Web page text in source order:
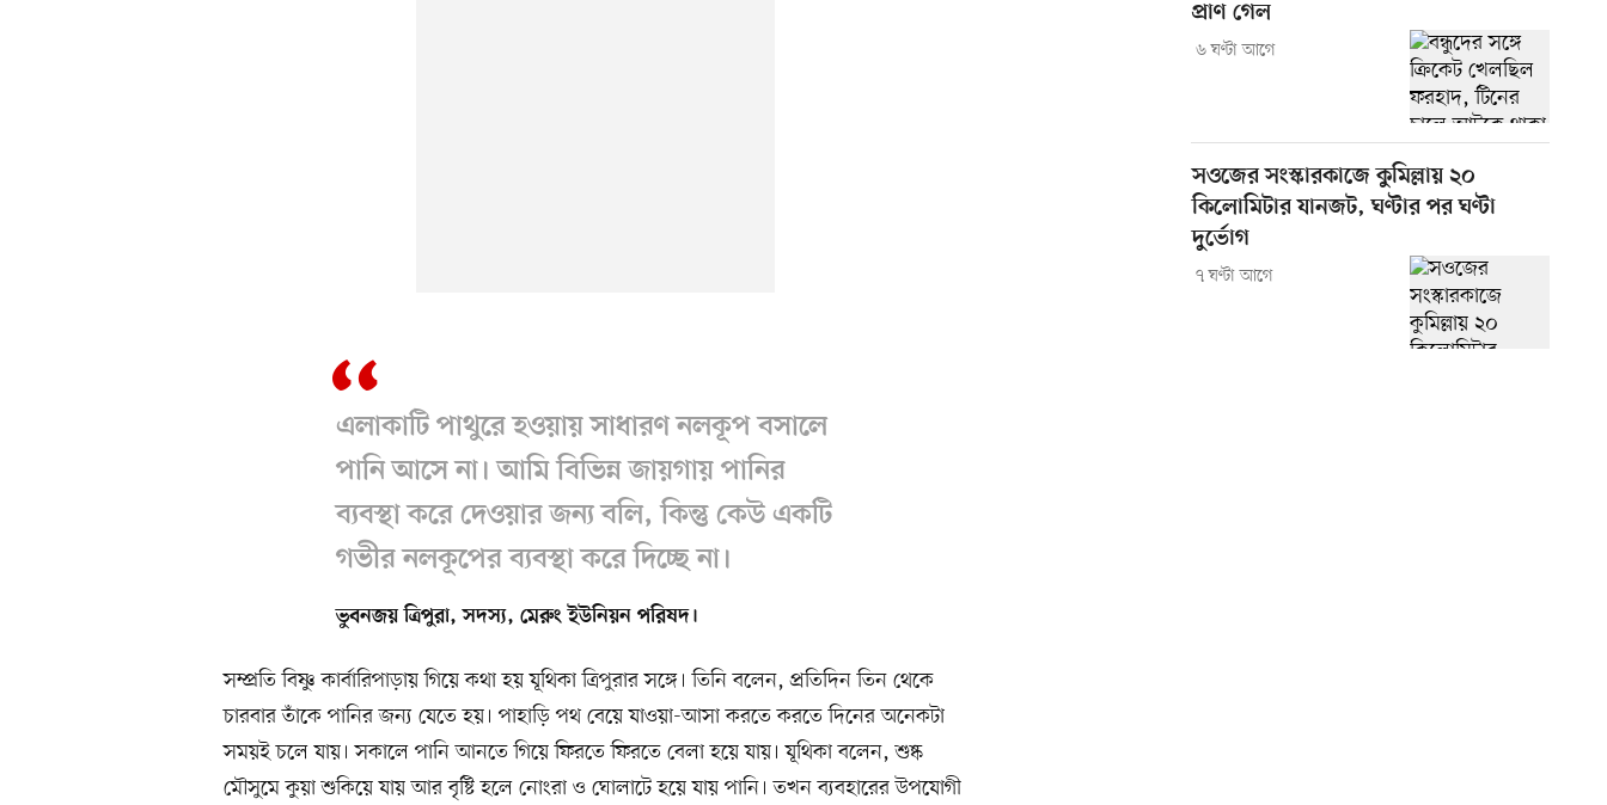
এলাকাটি পাথুরে হওয়ায় সাধারণ নলকূপ বসালে
পানি আসে না। আমি বিভিন্ন জায়গায় পানির
ব্যবস্থা করে দেওয়ার জন্য বলি, কিন্তু কেউ একটি
গভীর নলকূপের ব্যবস্থা করে দিচ্ছে না।
ভুবনজয় ত্রিপুরা, সদস্য, মেরুং ইউনিয়ন পরিষদ।
সম্প্রতি বিষ্ণু কার্বারিপাড়ায় গিয়ে কথা হয় যূথিকা ত্রিপুরার সঙ্গে। তিনি বলেন, প্রতিদিন তিন থেকে
চারবার তাঁকে পানির জন্য যেতে হয়। পাহাড়ি পথ বেয়ে যাওয়া-আসা করতে করতে দিনের অনেকটা
সময়ই চলে যায়। সকালে পানি আনতে গিয়ে ফিরতে ফিরতে বেলা হয়ে যায়। যূথিকা বলেন, শুষ্ক
মৌসুমে কুয়া শুকিয়ে যায় আর বৃষ্টি হলে নোংরা ও ঘোলাটে হয়ে যায় পানি। তখন ব্যবহারের উপযোগী
প্রাণ গেল
৬ ঘণ্টা আগে
সওজের সংস্কারকাজে কুমিল্লায় ২০
কিলোমিটার যানজট, ঘণ্টার পর ঘণ্টা
দুর্ভোগ
৭ ঘণ্টা আগে